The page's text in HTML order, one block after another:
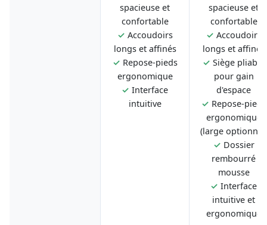
spacieuse et
confortable
✓ Accoudoirs
longs et affinés
✓ Repose-pieds
ergonomique
✓ Interface
intuitive
spacieuse et
confortable
✓ Accoudoirs
longs et affinés
✓ Siège pliable
pour gain
d'espace
✓ Repose-pieds
ergonomique
(large optionnel)
✓ Dossier
rembourré
mousse
✓ Interface
intuitive et
ergonomique